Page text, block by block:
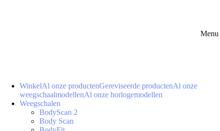
Menu
WinkelAl onze productenGereviseerde productenAl onze
weegschaalmodellenAl onze horlogemodellen
Weegschalen
BodyScan 2
Body Scan